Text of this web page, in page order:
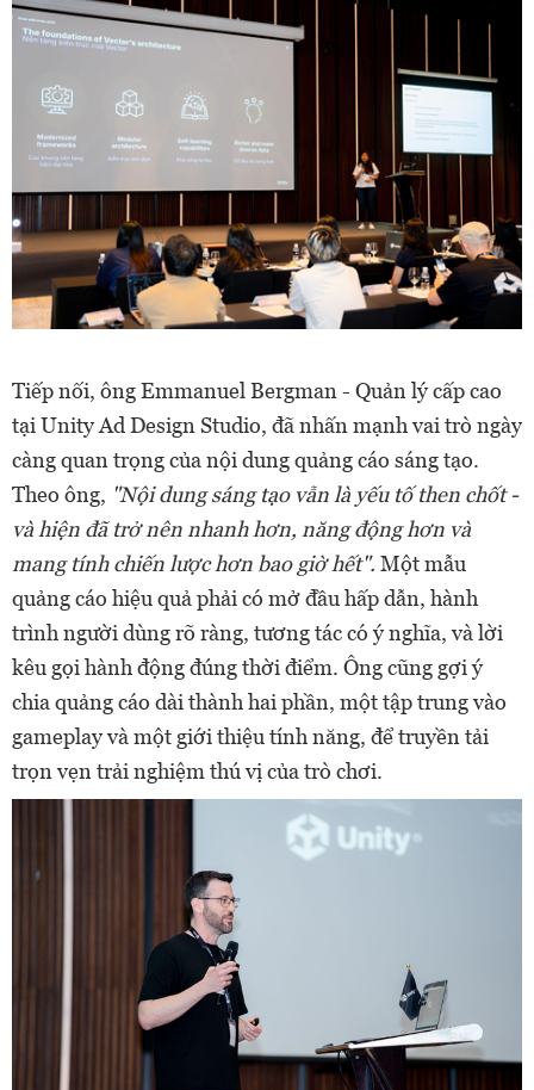
Tiếp nối, ông Emmanuel Bergman - Quản lý cấp cao
tại Unity Ad Design Studio, đã nhấn mạnh vai trò ngày
càng quan trọng của nội dung quảng cáo sáng tạo.
Theo ông, "Nội dung sáng tạo vẫn là yếu tố then chốt -
và hiện đã trở nên nhanh hơn, năng động hơn và
mang tính chiến lược hơn bao giờ hết". Một mẫu
quảng cáo hiệu quả phải có mở đầu hấp dẫn, hành
trình người dùng rõ ràng, tương tác có ý nghĩa, và lời
kêu gọi hành động đúng thời điểm. Ông cũng gợi ý
chia quảng cáo dài thành hai phần, một tập trung vào
gameplay và một giới thiệu tính năng, để truyền tải
trọn vẹn trải nghiệm thú vị của trò chơi.